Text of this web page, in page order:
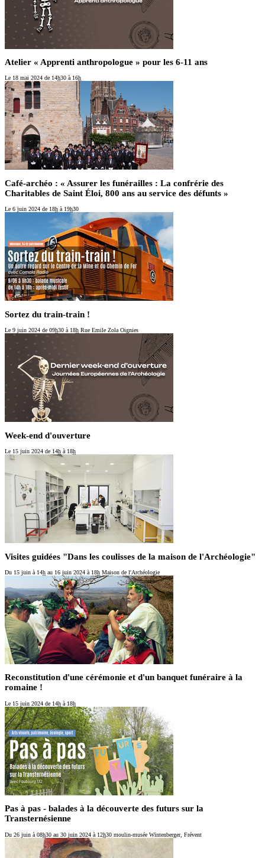
Atelier « Apprenti anthropologue » pour les 6-11 ans
Le 18 mai 2024 de 14h30 à 16h
Café-archéo : « Assurer les funérailles : La confrérie des
Charitables de Saint Éloi, 800 ans au service des défunts »
Le 6 juin 2024 de 18h à 19h30
Sortez du train-train !
Le 9 juin 2024 de 09h30 à 18h Rue Emile Zola Oignies
Week-end d'ouverture
Le 15 juin 2024 de 14h à 18h
Visites guidées "Dans les coulisses de la maison de l'Archéologie"
Du 15 juin à 14h au 16 juin 2024 à 18h Maison de l'Archéologie
Reconstitution d'une cérémonie et d'un banquet funéraire à la
romaine !
Le 15 juin 2024 de 14h à 18h
Pas à pas - balades à la découverte des futurs sur la
Transternésienne
Du 26 juin à 08h30 au 30 juin 2024 à 12h30 moulin-musée Wintenberger, Frévent